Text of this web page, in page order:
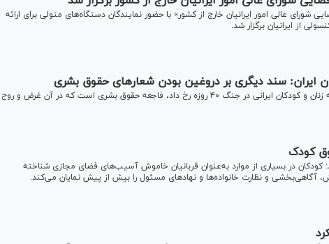
عالی امور ایرانیان خارج از کشور» با حضور نمایندگان دستگاه‌های متولی برای ارائه
از ایرانیان برگزار شد.
ایران: سند دیگری بر دروغین بودن شعارهای حقوق بشری
جنایت علیه مدرسه میناب و جنایت‌هایی که علیه زنان و کودکان ایرانی در جنگ ۴۰ روزه رخ داد، فاجعه حقوق بشری است که در آن غرض و روح
کودک
کودکان در بسیاری از موارد به‌عنوان قربانیان خاموش آسیب‌های فضای مجازی شناخته
و نظارت خانواده‌ها و نهاد‌های مسئول را بیش از پیش نمایان می‌کند.